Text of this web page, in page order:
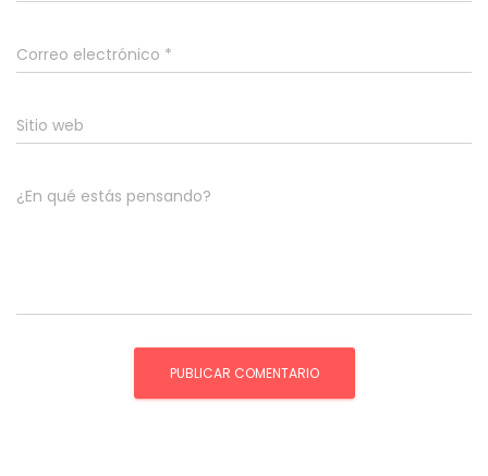
Correo electrónico *
Sitio web
¿En qué estás pensando?